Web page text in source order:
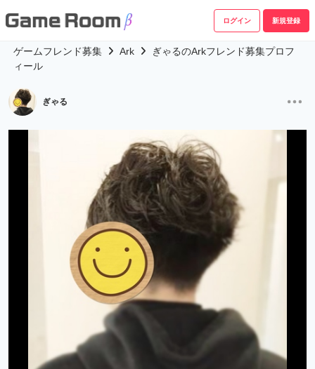
ログイン 新規登録
ゲームフレンド募集 Ark
ぎゃるのArkフレンド募集プロフ
ィール
ぎゃる